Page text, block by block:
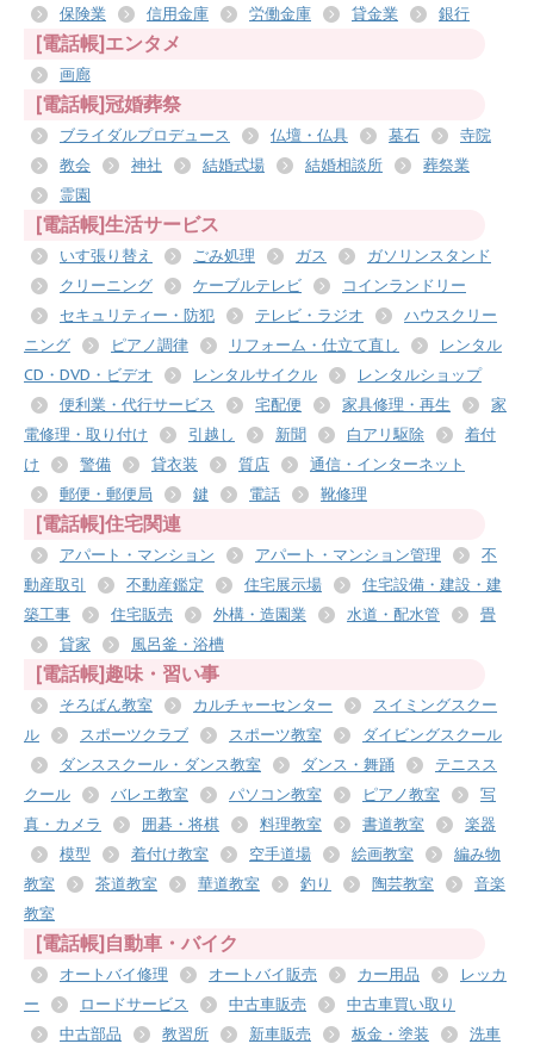
保険業 信用金庫 労働金庫 貸金業 銀行
[電話帳]エンタメ
画廊
[電話帳]冠婚葬祭
ブライダルプロデュース 仏壇・仏具 墓石
寺院
教会
神社 結婚式場 結婚相談所
葬祭業
霊園
[電話帳]生活サービス
いす張り替え ごみ処理 ガス
ガソリンスタンド
クリーニング
ケーブルテレビ
コインランドリー
セキュリティー・防犯
テレビ・ラジオ
ハウスクリー
ニング
ピアノ調律 リフォーム・仕立て直し
レンタル
CD・DVD・ビデオ
レンタルサイクル
レンタルショップ
便利業・代行サービス
宅配便 家具修理・再生
家
電修理・取り付け
引越し 新聞 白アリ駆除
着付
け
警備 貸衣装 質店
通信・インターネット
郵便・郵便局
鍵 電話 靴修理
[電話帳]住宅関連
アパート・マンション アパート・マンション管理
不
動産取引
不動産鑑定 住宅展示場
住宅設備・建設・建
築工事
住宅販売 外構・造園業 水道・配水管
畳
貸家
風呂釜・浴槽
[電話帳]趣味・習い事
そろばん教室 カルチャーセンター
スイミングスクー
ル
スポーツクラブ スポーツ教室
ダイビングスクール
ダンススクール・ダンス教室
ダンス・舞踊
テニスス
クール
バレエ教室 パソコン教室 ピアノ教室
写
真・カメラ
囲碁・将棋 料理教室 書道教室
楽器
模型
着付け教室 空手道場 絵画教室
編み物
教室
茶道教室 華道教室 釣り 陶芸教室
音楽
教室
[電話帳]自動車・バイク
オートバイ修理 オートバイ販売 カー用品
レッカ
ー
ロードサービス 中古車販売
中古車買い取り
中古部品
教習所 新車販売 板金・塗装
洗車